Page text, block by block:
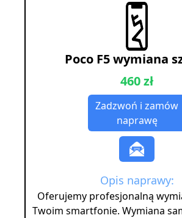
Poco F5 wymiana
460 zł
Zadzwoń i zamów
naprawę
Opis naprawy:
Oferujemy profesjonalną
Twoim smartfonie. Wymiana